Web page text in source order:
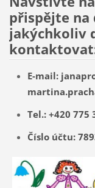
přispějte na
jakýchkoliv
E-mail:
Tel.: +420 775
Číslo účtu: